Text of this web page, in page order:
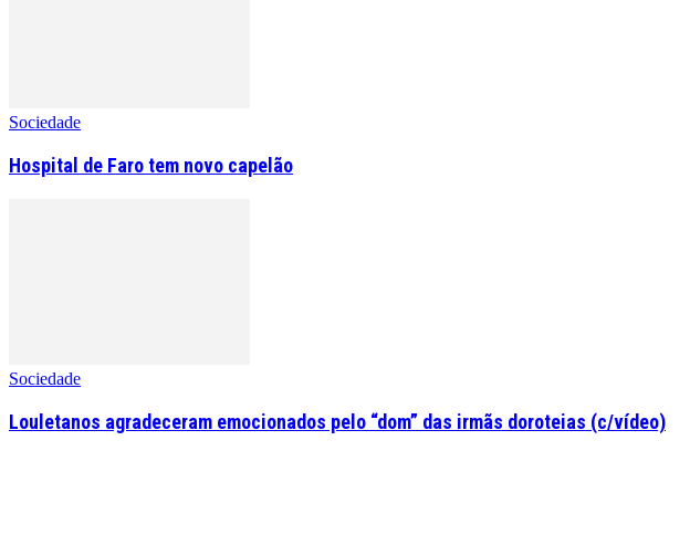
Sociedade
Hospital de Faro tem novo capelão
Sociedade
Louletanos agradeceram emocionados pelo “dom” das irmãs doroteias (c/vídeo)